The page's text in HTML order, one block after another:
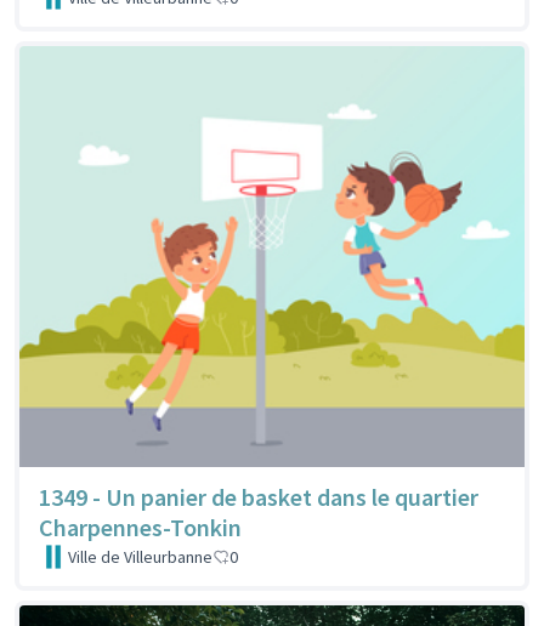
1349 - Un panier de basket dans le quartier
Charpennes-Tonkin
Ville de Villeurbanne 0